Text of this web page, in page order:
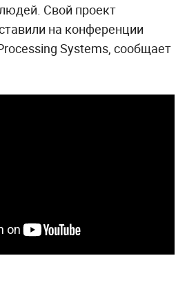
Свой проект
на конференции
Systems, сообщает